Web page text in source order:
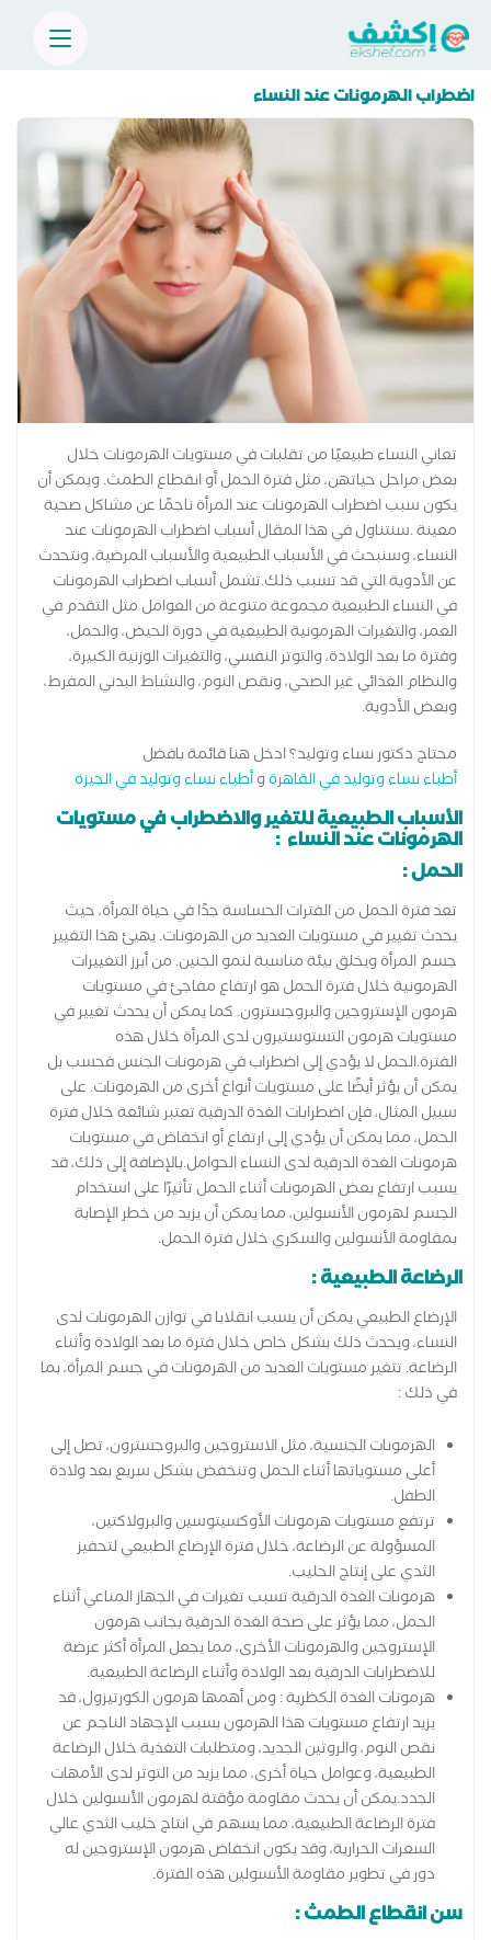
اضطراب الهرمونات عند النساء
تعاني النساء طبيعيًا من تقلبات في مستويات الهرمونات خلال
بعض مراحل حياتهن، مثل فترة الحمل أو انقطاع الطمث. ويمكن أن
يكون سبب اضطراب الهرمونات عند المرأة ناجمًا عن مشاكل صحية
معينة .سنتناول في هذا المقال أسباب اضطراب الهرمونات عند
النساء، وسنبحث في الأسباب الطبيعية والأسباب المرضية، ونتحدث
عن الأدوية التي قد تسبب ذلك.تشمل أسباب اضطراب الهرمونات
في النساء الطبيعية مجموعة متنوعة من العوامل مثل التقدم في
العمر، والتغيرات الهرمونية الطبيعية في دورة الحيض، والحمل،
وفترة ما بعد الولادة، والتوتر النفسي، والتغيرات الوزنية الكبيرة،
والنظام الغذائي غير الصحي، ونقص النوم، والنشاط البدني المفرط،
وبعض الأدوية.
محتاج دكتور نساء وتوليد؟ ادخل هنا قائمة بافضل
أطباء نساء وتوليد في القاهرةوأطباء نساء وتوليد في الجيزة
الأسباب الطبيعية للتغير والاضطراب في مستويات
الهرمونات عند النساء :
الحمل :
تعد فترة الحمل من الفترات الحساسة جدًا في حياة المرأة، حيث
يحدث تغيير في مستويات العديد من الهرمونات. يهيئ هذا التغيير
جسم المرأة ويخلق بيئة مناسبة لنمو الجنين. من أبرز التغييرات
الهرمونية خلال فترة الحمل هو ارتفاع مفاجئ في مستويات
هرمون الإستروجين والبروجسترون. كما يمكن أن يحدث تغيير في
مستويات هرمون التستوستيرون لدى المرأة خلال هذه
الفترة.الحمل لا يؤدي إلى اضطراب في هرمونات الجنس فحسب بل
يمكن أن يؤثر أيضًا على مستويات أنواع أخرى من الهرمونات. على
سبيل المثال، فإن اضطرابات الغدة الدرقية تعتبر شائعة خلال فترة
الحمل، مما يمكن أن يؤدي إلى ارتفاع أو انخفاض في مستويات
هرمونات الغدة الدرقية لدى النساء الحوامل.بالإضافة إلى ذلك، قد
يسبب ارتفاع بعض الهرمونات أثناء الحمل تأثيرًا على استخدام
الجسم لهرمون الأنسولين، مما يمكن أن يزيد من خطر الإصابة
بمقاومة الأنسولين والسكري خلال فترة الحمل.
الرضاعة الطبيعية :
الإرضاع الطبيعي يمكن أن يسبب انقلابا في توازن الهرمونات لدى
النساء، ويحدث ذلك بشكل خاص خلال فترة ما بعد الولادة وأثناء
الرضاعة. تتغير مستويات العديد من الهرمونات في جسم المرأة، بما
في ذلك :
الهرمونات الجنسية، مثل الاستروجين والبروجسترون، تصل إلى
أعلى مستوياتها أثناء الحمل وتنخفض بشكل سريع بعد ولادة
الطفل.
ترتفع مستويات هرمونات الأوكسيتوسين والبرولاكتين،
المسؤولة عن الرضاعة، خلال فترة الإرضاع الطبيعي لتحفيز
الثدي على إنتاج الحليب.
هرمونات الغدة الدرقية تسبب تغيرات في الجهاز المناعي أثناء
الحمل، مما يؤثر على صحة الغدة الدرقية بجانب هرمون
الإستروجين والهرمونات الأخرى، مما يجعل المرأة أكثر عرضة
للاضطرابات الدرقية بعد الولادة وأثناء الرضاعة الطبيعية.
هرمونات الغدة الكظرية : ومن أهمها هرمون الكورتيزول، قد
يزيد ارتفاع مستويات هذا الهرمون بسبب الإجهاد الناجم عن
نقص النوم، والروتين الجديد، ومتطلبات التغذية خلال الرضاعة
الطبيعية، وعوامل حياة أخرى، مما يزيد من التوتر لدى الأمهات
الجدد.يمكن أن يحدث مقاومة مؤقتة لهرمون الأنسولين خلال
فترة الرضاعة الطبيعية، مما يسهم في انتاج حليب الثدي عالي
السعرات الحرارية، وقد يكون انخفاض هرمون الإستروجين له
دور في تطوير مقاومة الأنسولين هذه الفترة.
سن انقطاع الطمث :